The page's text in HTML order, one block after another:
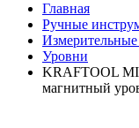
Главная
Ручные
Уровни
KRAFTOOL
магнитный